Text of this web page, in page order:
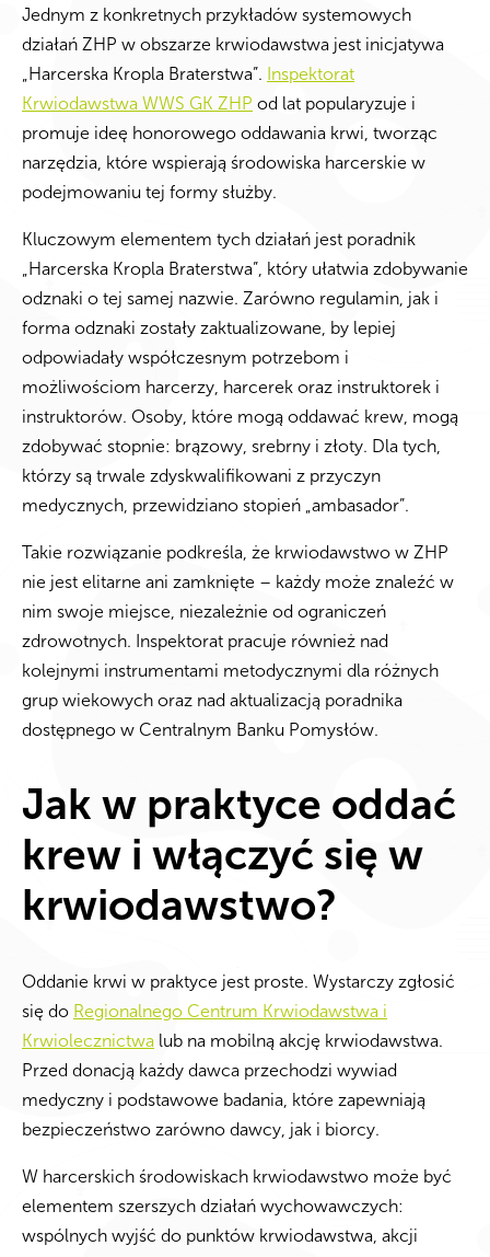
Jednym z konkretnych przykładów systemowych
działań ZHP w obszarze krwiodawstwa jest inicjatywa
„Harcerska Kropla Braterstwa”. Inspektorat
Krwiodawstwa WWS GK ZHP od lat popularyzuje i
promuje ideę honorowego oddawania krwi, tworząc
narzędzia, które wspierają środowiska harcerskie w
podejmowaniu tej formy służby.
Kluczowym elementem tych działań jest poradnik
„Harcerska Kropla Braterstwa”, który ułatwia zdobywanie
odznaki o tej samej nazwie. Zarówno regulamin, jak i
forma odznaki zostały zaktualizowane, by lepiej
odpowiadały współczesnym potrzebom i
możliwościom harcerzy, harcerek oraz instruktorek i
instruktorów. Osoby, które mogą oddawać krew, mogą
zdobywać stopnie: brązowy, srebrny i złoty. Dla tych,
którzy są trwale zdyskwalifikowani z przyczyn
medycznych, przewidziano stopień „ambasador”.
Takie rozwiązanie podkreśla, że krwiodawstwo w ZHP
nie jest elitarne ani zamknięte – każdy może znaleźć w
nim swoje miejsce, niezależnie od ograniczeń
zdrowotnych. Inspektorat pracuje również nad
kolejnymi instrumentami metodycznymi dla różnych
grup wiekowych oraz nad aktualizacją poradnika
dostępnego w Centralnym Banku Pomysłów.
Jak w praktyce oddać
krew i włączyć się w
krwiodawstwo?
Oddanie krwi w praktyce jest proste. Wystarczy zgłosić
się do Regionalnego Centrum Krwiodawstwa i
Krwiolecznictwa lub na mobilną akcję krwiodawstwa.
Przed donacją każdy dawca przechodzi wywiad
medyczny i podstawowe badania, które zapewniają
bezpieczeństwo zarówno dawcy, jak i biorcy.
W harcerskich środowiskach krwiodawstwo może być
elementem szerszych działań wychowawczych:
wspólnych wyjść do punktów krwiodawstwa, akcji